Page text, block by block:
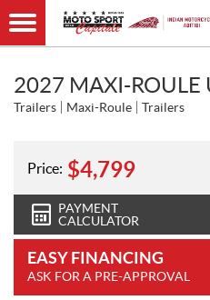
2027 MAXI-ROULE
Trailers Maxi-Roule Trailers
Price: $4,799
PAYMENT
CALCULATOR
EASY FINANCING
ASK FOR A PRE-APPROVAL